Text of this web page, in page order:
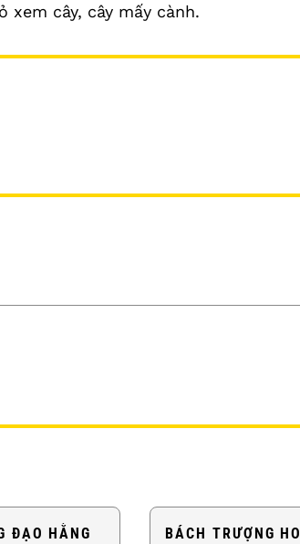
cây, cây mấy cành.
ĐẠO HẰNG BÁCH TRƯỢNG